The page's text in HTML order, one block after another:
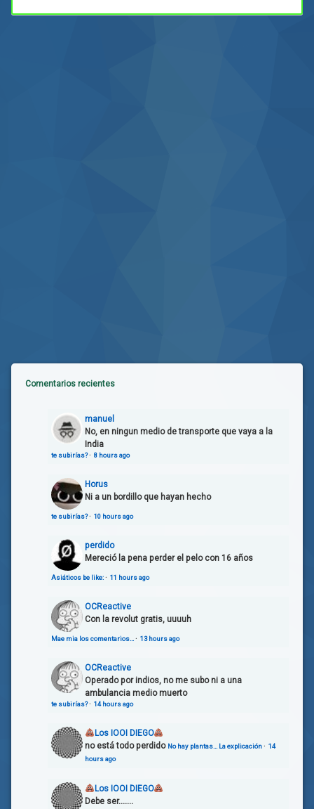
Comentarios recientes
manuel
No, en ningun medio de transporte que vaya a la
India
te subirías?· 8 hours ago
Horus
Ni a un bordillo que hayan hecho
te subirías?· 10 hours ago
perdido
Mereció la pena perder el pelo con 16 años
Asiáticos be like:· 11 hours ago
OCReactive
Con la revolut gratis, uuuuh
Mae mia los comentarios… · 13 hours ago
OCReactive
Operado por indios, no me subo ni a una
ambulancia medio muerto
te subirías?· 14 hours ago
Los IOOI DIEGO
no está todo perdido No hay plantas… La explicación· 14
hours ago
Los IOOI DIEGO
Debe ser.......